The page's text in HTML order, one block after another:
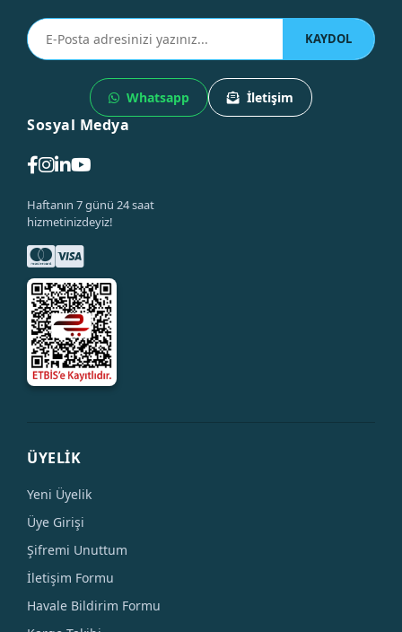
KAYDOL
Whatsapp İletişim
Sosyal Medya
Haftanın 7 günü 24 saat
hizmetinizdeyiz!
ÜYELİK
Yeni Üyelik
Üye Girişi
Şifremi Unuttum
İletişim Formu
Havale Bildirim Formu